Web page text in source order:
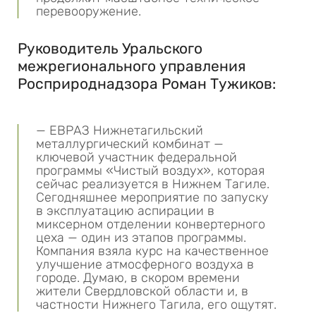
перевооружение.
Руководитель Уральского
межрегионального управления
Росприроднадзора Роман Тужиков:
— ЕВРАЗ Нижнетагильский
металлургический комбинат —
ключевой участник федеральной
программы «Чистый воздух», которая
сейчас реализуется в Нижнем Тагиле.
Сегодняшнее мероприятие по запуску
в эксплуатацию аспирации в
миксерном отделении конвертерного
цеха — один из этапов программы.
Компания взяла курс на качественное
улучшение атмосферного воздуха в
городе. Думаю, в скором времени
жители Свердловской области и, в
частности Нижнего Тагила, его ощутят.